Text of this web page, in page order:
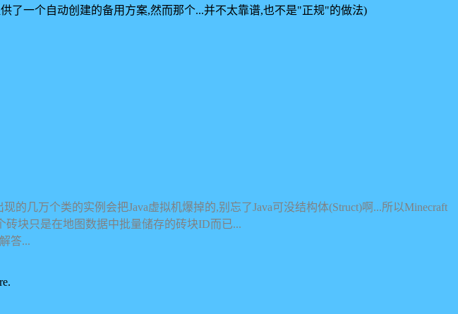
了一个自动创建的备用方案,然而那个...并不太靠谱,也不是"正规"的做法)
几万个类的实例会把Java虚拟机爆掉的,别忘了Java可没结构体(Struct)啊...所以Minecraft
块只是在地图数据中批量储存的砖块ID而已...
答...